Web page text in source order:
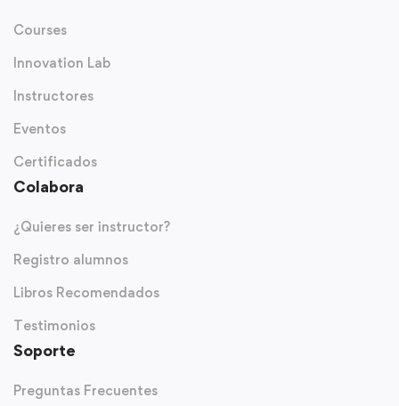
Courses
Innovation Lab
Instructores
Eventos
Certificados
Colabora
¿Quieres ser instructor?
Registro alumnos
Libros Recomendados
Testimonios
Soporte
Preguntas Frecuentes